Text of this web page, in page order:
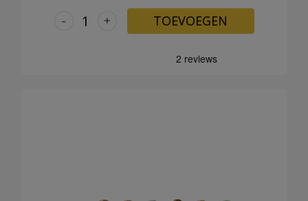
+
- TOEVOEGEN